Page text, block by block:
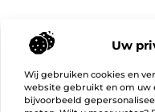
Uw
Wij gebruiken cookies en
website gebruikt en om uw
bijvoorbeeld